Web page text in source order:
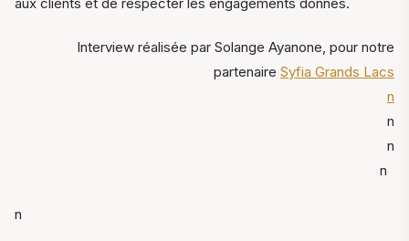
Interview réalisée par Solange Ayanone, pour notre
partenaire Syfia Grands Lacs
n
n
n
n
n